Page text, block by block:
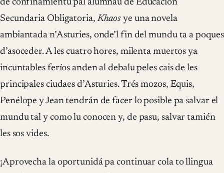
de confinamientu pal alumnáu de Educación
Secundaria Obligatoria,Khaos ye una novela
ambiantada n’Asturies, onde’l fin del mundu ta a poques
d’asoceder. A les cuatro hores, milenta muertos ya
incuntables feríos anden al debalu peles cais de les
principales ciudaes d’Asturies. Trés mozos, Equis,
Penélope y Jean tendrán de facer lo posible pa salvar el
mundu tal y como lu conocen y, de pasu, salvar tamién
les sos vides.
¡Aprovecha la oportunidá pa continuar cola to llingua